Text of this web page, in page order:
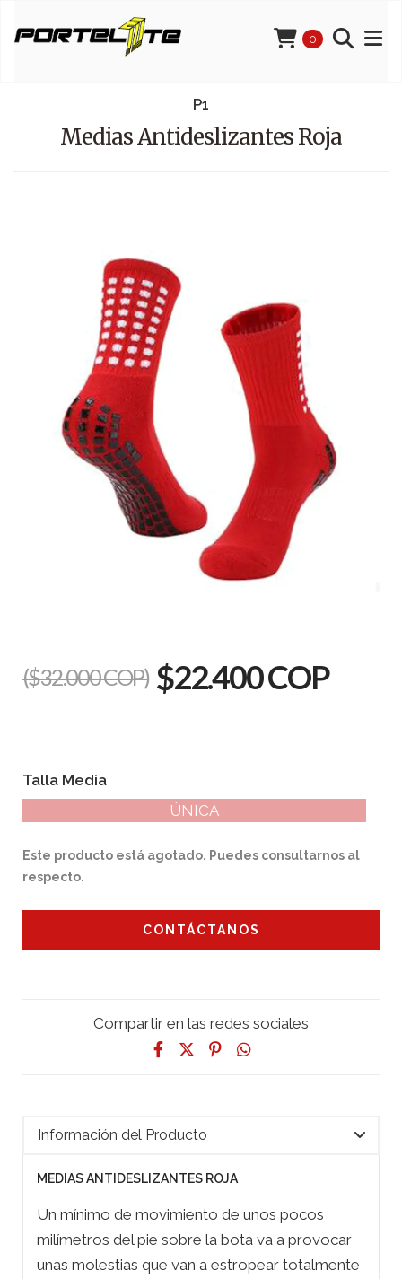
0
P1
Medias Antideslizantes Roja
($32.000 COP) $22.400 COP
Talla Media
ÚNICA
Este producto está agotado. Puedes consultarnos al
respecto.
CONTÁCTANOS
Compartir en las redes sociales
Información del Producto
MEDIAS ANTIDESLIZANTES ROJA
Un mínimo de movimiento de unos pocos
milímetros del pie sobre la bota va a provocar
unas molestias que van a estropear totalmente